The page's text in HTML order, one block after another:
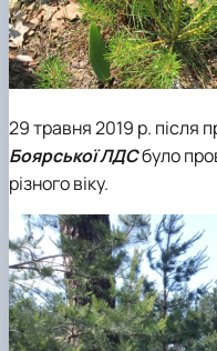
29 травня 2019 р. після
Боярської ЛДСбуло
різного віку.